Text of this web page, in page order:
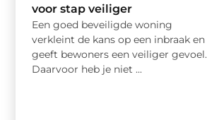
voor stap veiliger
Een goed beveiligde woning
verkleint de kans op een inbraak en
geeft bewoners een veiliger gevoel.
Daarvoor heb je niet ...